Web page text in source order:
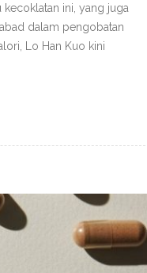
kecoklatan ini, yang juga
dalam pengobatan
Lo Han Kuo kini